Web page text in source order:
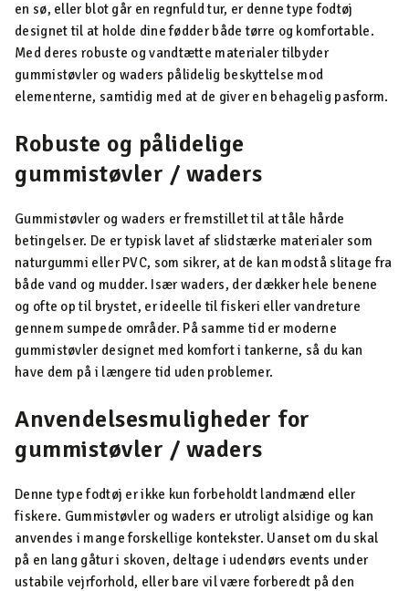
en sø, eller blot går en regnfuld tur, er denne type fodtøj
designet til at holde dine fødder både tørre og komfortable.
Med deres robuste og vandtætte materialer tilbyder
gummistøvler og waders pålidelig beskyttelse mod
elementerne, samtidig med at de giver en behagelig pasform.
Robuste og pålidelige
gummistøvler / waders
Gummistøvler og waders er fremstillet til at tåle hårde
betingelser. De er typisk lavet af slidstærke materialer som
naturgummi eller PVC, som sikrer, at de kan modstå slitage fra
både vand og mudder. Især waders, der dækker hele benene
og ofte op til brystet, er ideelle til fiskeri eller vandreture
gennem sumpede områder. På samme tid er moderne
gummistøvler designet med komfort i tankerne, så du kan
have dem på i længere tid uden problemer.
Anvendelsesmuligheder for
gummistøvler / waders
Denne type fodtøj er ikke kun forbeholdt landmænd eller
fiskere. Gummistøvler og waders er utroligt alsidige og kan
anvendes i mange forskellige kontekster. Uanset om du skal
på en lang gåtur i skoven, deltage i udendørs events under
ustabile vejrforhold, eller bare vil være forberedt på den